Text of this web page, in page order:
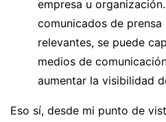
empresa u
comunicados de
relevantes, se puede
medios de
aumentar la visibilidad
Eso sí, desde mi punto de